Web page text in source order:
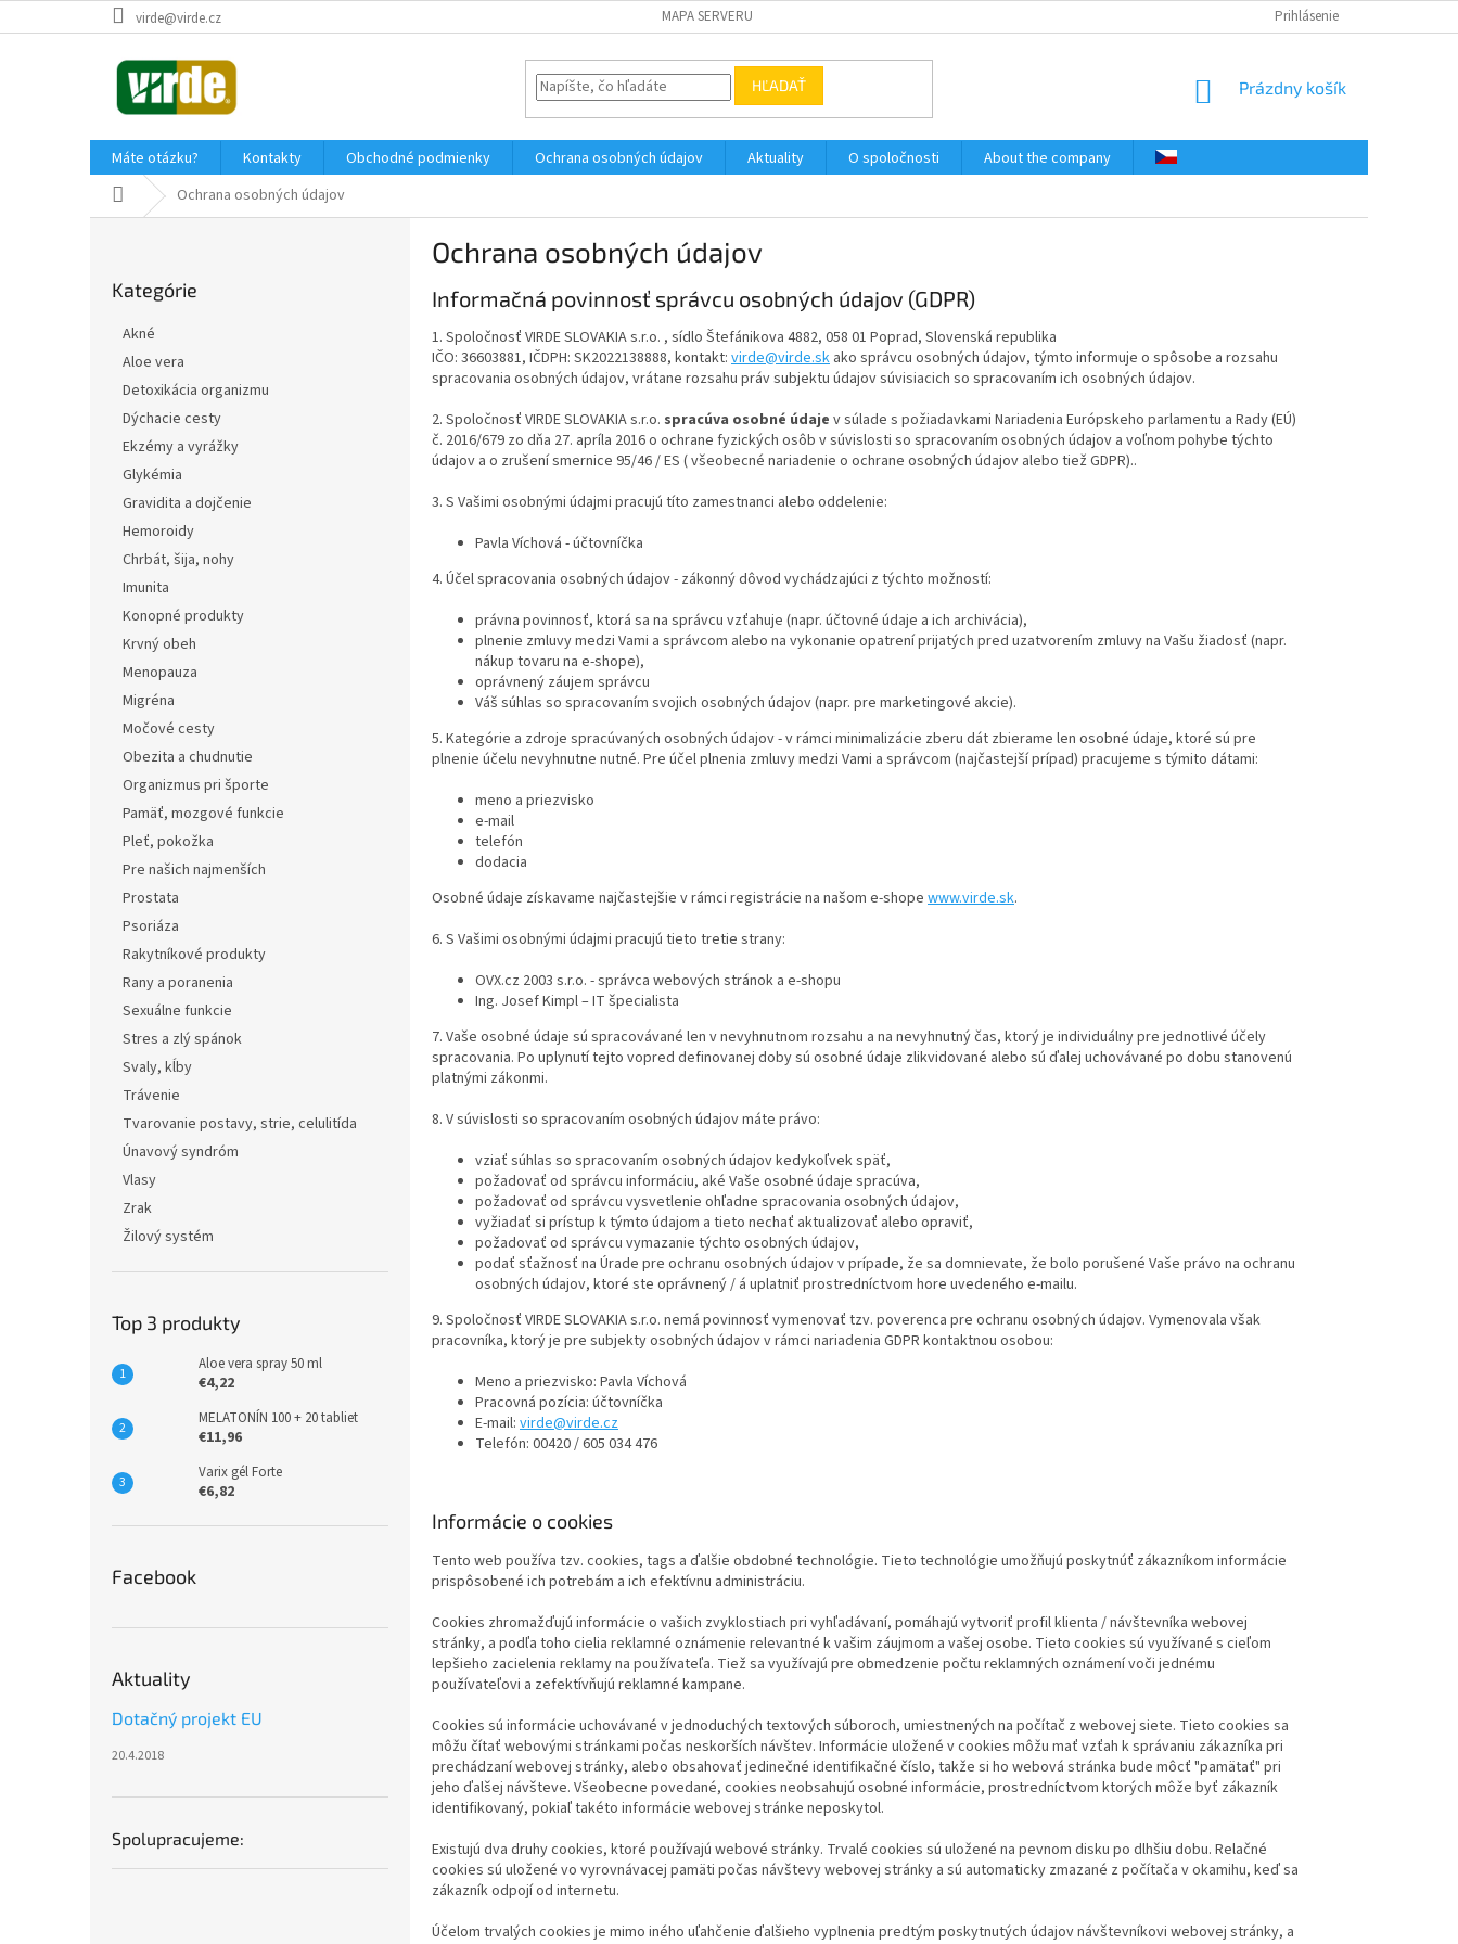
na
virde@virde.cz MAPA SERVERU Prihlásenie
HĽADAŤ
NÁKUPNÝ
Prázdny košík
Máte otázku? Kontakty Obchodné podmienky Ochrana osobných údajov Aktuality O spoločnosti
About the company
Domov Ochrana osobných údajov
kategórie
Kategórie
Akné
Aloe vera
Detoxikácia organizmu
Dýchacie cesty
Ekzémy a vyrážky
Glykémia
Gravidita a dojčenie
Hemoroidy
Chrbát, šija, nohy
Imunita
Konopné produkty
Krvný obeh
Menopauza
Migréna
Močové cesty
Obezita a chudnutie
Organizmus pri športe
Pamäť, mozgové funkcie
Pleť, pokožka
Pre našich najmenších
Prostata
Psoriáza
Rakytníkové produkty
Rany a poranenia
Sexuálne funkcie
Stres a zlý spánok
Svaly, kĺby
Trávenie
Tvarovanie postavy, strie, celulitída
Únavový syndróm
Vlasy
Zrak
Žilový systém
Top 3 produkty
Aloe vera spray 50 ml
€4,22
MELATONÍN 100 + 20 tabliet
€11,96
Varix gél Forte
€6,82
Facebook
Aktuality
Dotačný projekt EU
20.4.2018
Spolupracujeme:
Ochrana osobných údajov
Informačná povinnosť správcu osobných údajov (GDPR)
1. Spoločnosť VIRDE SLOVAKIA s.r.o. , sídlo Štefánikova 4882, 058 01 Poprad, Slovenská republika
IČO: 36603881, IČDPH: SK2022138888, kontakt: virde@virde.sk ako správcu osobných údajov, týmto informuje o spôsobe a rozsahu
spracovania osobných údajov, vrátane rozsahu práv subjektu údajov súvisiacich so spracovaním ich osobných údajov.
2. Spoločnosť VIRDE SLOVAKIA s.r.o. spracúva osobné údaje v súlade s požiadavkami Nariadenia Európskeho parlamentu a Rady (EÚ)
č. 2016/679 zo dňa 27. apríla 2016 o ochrane fyzických osôb v súvislosti so spracovaním osobných údajov a voľnom pohybe týchto
údajov a o zrušení smernice 95/46 / ES ( všeobecné nariadenie o ochrane osobných údajov alebo tiež GDPR)..
3. S Vašimi osobnými údajmi pracujú títo zamestnanci alebo oddelenie:
Pavla Víchová - účtovníčka
4. Účel spracovania osobných údajov - zákonný dôvod vychádzajúci z týchto možností:
právna povinnosť, ktorá sa na správcu vzťahuje (napr. účtovné údaje a ich archivácia),
plnenie zmluvy medzi Vami a správcom alebo na vykonanie opatrení prijatých pred uzatvorením zmluvy na Vašu žiadosť (napr.
nákup tovaru na e-shope),
oprávnený záujem správcu
Váš súhlas so spracovaním svojich osobných údajov (napr. pre marketingové akcie).
5. Kategórie a zdroje spracúvaných osobných údajov - v rámci minimalizácie zberu dát zbierame len osobné údaje, ktoré sú pre
plnenie účelu nevyhnutne nutné. Pre účel plnenia zmluvy medzi Vami a správcom (najčastejší prípad) pracujeme s týmito dátami:
meno a priezvisko
e-mail
telefón
dodacia
Osobné údaje získavame najčastejšie v rámci registrácie na našom e-shope www.virde.sk.
6. S Vašimi osobnými údajmi pracujú tieto tretie strany:
OVX.cz 2003 s.r.o. - správca webových stránok a e-shopu
Ing. Josef Kimpl – IT špecialista
7. Vaše osobné údaje sú spracovávané len v nevyhnutnom rozsahu a na nevyhnutný čas, ktorý je individuálny pre jednotlivé účely
spracovania. Po uplynutí tejto vopred definovanej doby sú osobné údaje zlikvidované alebo sú ďalej uchovávané po dobu stanovenú
platnými zákonmi.
8. V súvislosti so spracovaním osobných údajov máte právo:
vziať súhlas so spracovaním osobných údajov kedykoľvek späť,
požadovať od správcu informáciu, aké Vaše osobné údaje spracúva,
požadovať od správcu vysvetlenie ohľadne spracovania osobných údajov,
vyžiadať si prístup k týmto údajom a tieto nechať aktualizovať alebo opraviť,
požadovať od správcu vymazanie týchto osobných údajov,
podať sťažnosť na Úrade pre ochranu osobných údajov v prípade, že sa domnievate, že bolo porušené Vaše právo na ochranu
osobných údajov, ktoré ste oprávnený / á uplatniť prostredníctvom hore uvedeného e-mailu.
9. Spoločnosť VIRDE SLOVAKIA s.r.o. nemá povinnosť vymenovať tzv. poverenca pre ochranu osobných údajov. Vymenovala však
pracovníka, ktorý je pre subjekty osobných údajov v rámci nariadenia GDPR kontaktnou osobou:
Meno a priezvisko: Pavla Víchová
Pracovná pozícia: účtovníčka
E-mail: virde@virde.cz
Telefón: 00420 / 605 034 476
Informácie o cookies
Tento web používa tzv. cookies, tags a ďalšie obdobné technológie. Tieto technológie umožňujú poskytnúť zákazníkom informácie
prispôsobené ich potrebám a ich efektívnu administráciu.
Cookies zhromažďujú informácie o vašich zvyklostiach pri vyhľadávaní, pomáhajú vytvoriť profil klienta / návštevníka webovej
stránky, a podľa toho cielia reklamné oznámenie relevantné k vašim záujmom a vašej osobe. Tieto cookies sú využívané s cieľom
lepšieho zacielenia reklamy na používateľa. Tiež sa využívajú pre obmedzenie počtu reklamných oznámení voči jednému
používateľovi a zefektívňujú reklamné kampane.
Cookies sú informácie uchovávané v jednoduchých textových súboroch, umiestnených na počítač z webovej siete. Tieto cookies sa
môžu čítať webovými stránkami počas neskorších návštev. Informácie uložené v cookies môžu mať vzťah k správaniu zákazníka pri
prechádzaní webovej stránky, alebo obsahovať jedinečné identifikačné číslo, takže si ho webová stránka bude môcť "pamätať" pri
jeho ďalšej návšteve. Všeobecne povedané, cookies neobsahujú osobné informácie, prostredníctvom ktorých môže byť zákazník
identifikovaný, pokiaľ takéto informácie webovej stránke neposkytol.
Existujú dva druhy cookies, ktoré používajú webové stránky. Trvalé cookies sú uložené na pevnom disku po dlhšiu dobu. Relačné
cookies sú uložené vo vyrovnávacej pamäti počas návštevy webovej stránky a sú automaticky zmazané z počítača v okamihu, keď sa
zákazník odpojí od internetu.
Účelom trvalých cookies je mimo iného uľahčenie ďalšieho vyplnenia predtým poskytnutých údajov návštevníkovi webovej stránky, a